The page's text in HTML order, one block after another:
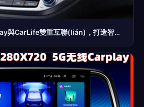
全新途勝 無線CarPlay與CarLife雙重互聯(lián)，打造智能出行新時代